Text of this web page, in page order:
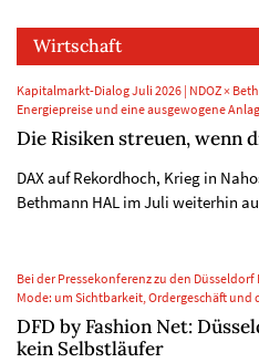
Wirtschaft
Kapitalmarkt-Dialog Juli 2026 | NDOZ ×
Energiepreise und eine ausgewogene
Die Risiken streuen, wenn
DAX auf Rekordhoch, Krieg in
Bethmann HAL im Juli weiterhin
Bei der Pressekonferenz zu den Düsseldorf
Mode: um Sichtbarkeit, Ordergeschäft
DFD by Fashion Net:
kein Selbstläufer